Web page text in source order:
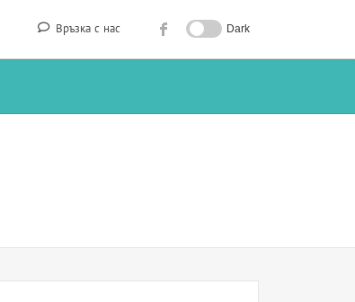
Връзка с нас Dark